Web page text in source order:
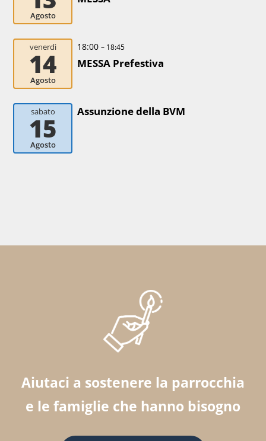
Agosto
venerdì
14
Agosto
18:00 – 18:45
MESSA Prefestiva
sabato
15
Agosto
Assunzione della BVM
Aiutaci a sostenere la parrocchia
e le famiglie che hanno bisogno